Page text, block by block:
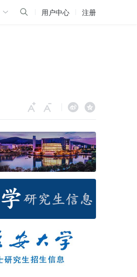
用户中心 注册